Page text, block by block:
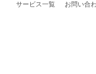
サービス一覧 お問い合